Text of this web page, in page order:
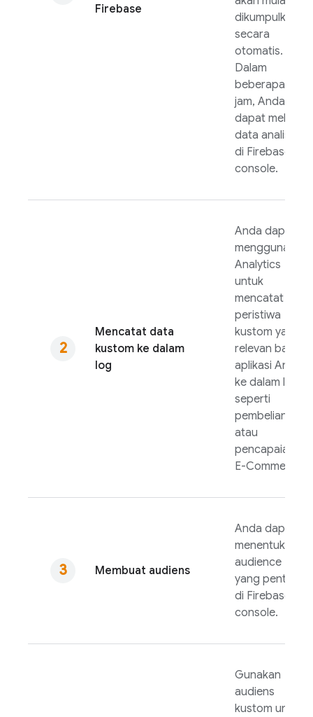
Firebase
dikumpulkan
secara
otomatis.
Dalam
beberapa
jam, Anda
dapat melihat
data analisis
di Firebase
console.
Mencatat data
kustom ke dalam
log
Anda dapat
menggunakan
Analytics
untuk
mencatat
peristiwa
kustom yang
relevan bagi
aplikasi Anda
ke dalam log,
seperti
pembelian
atau
pencapaian
E-Commerce.
Membuat audiens
Anda dapat
menentukan
audience
yang penting
di Firebase
console.
Gunakan
audiens
kustom untuk